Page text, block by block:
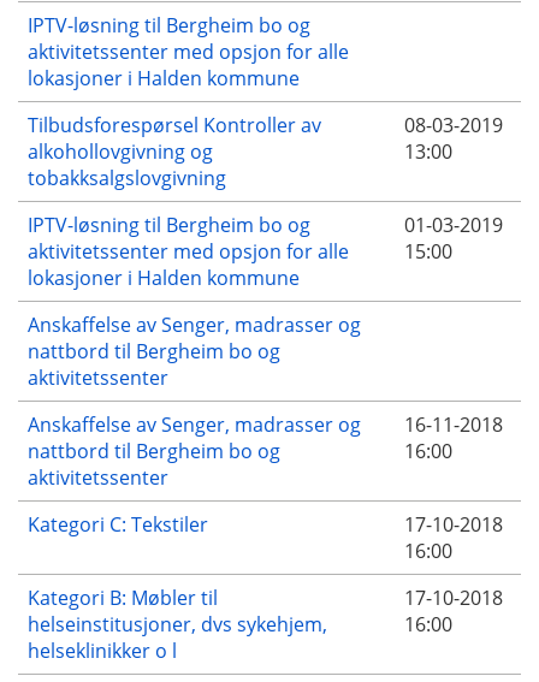
IPTV-løsning til Bergheim bo og
aktivitetssenter med opsjon for alle
lokasjoner i Halden kommune
Tilbudsforespørsel Kontroller av
alkohollovgivning og
tobakksalgslovgivning
08-03-2019
13:00
IPTV-løsning til Bergheim bo og
aktivitetssenter med opsjon for alle
lokasjoner i Halden kommune
01-03-2019
15:00
Anskaffelse av Senger, madrasser og
nattbord til Bergheim bo og
aktivitetssenter
Anskaffelse av Senger, madrasser og
nattbord til Bergheim bo og
aktivitetssenter
16-11-2018
16:00
Kategori C: Tekstiler
17-10-2018
16:00
Kategori B: Møbler til
helseinstitusjoner, dvs sykehjem,
helseklinikker o l
17-10-2018
16:00